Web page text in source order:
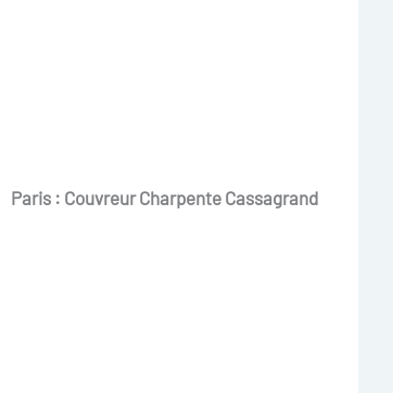
Paris : Couvreur Charpente Cassagrand